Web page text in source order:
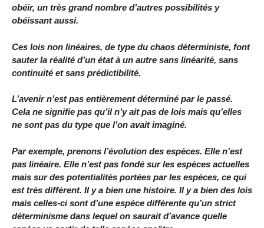
obéir, un très grand nombre d’autres possibilités y
obéissant aussi.
Ces lois non linéaires, de type du chaos déterministe, font
sauter la réalité d’un état à un autre sans linéarité, sans
continuité et sans prédictibilité.
L’avenir n’est pas entièrement déterminé par le passé.
Cela ne signifie pas qu’il n’y ait pas de lois mais qu’elles
ne sont pas du type que l’on avait imaginé.
Par exemple, prenons l’évolution des espèces. Elle n’est
pas linéaire. Elle n’est pas fondé sur les espèces actuelles
mais sur des potentialités portées par les espèces, ce qui
est très différent. Il y a bien une histoire. Il y a bien des lois
mais celles-ci sont d’une espèce différente qu’un strict
déterminisme dans lequel on saurait d’avance quelle